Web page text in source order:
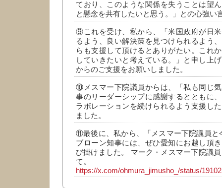
ており、このような関係を失うことは望
と懸念を共有したいと思う。」との心強い
⑨これを受け、私から、「米国政府が日
るよう、良い解決策を見つけられるよう
らも支援して頂けるとありがたい。これ
していきたいと考えている。」と申し上
からのご支援をお願いしました。
⑩メスマー下院議員からは、「私も同じ
事のリーダーシップに感謝するとともに
ラボレーションを続けられるよう支援し
ました。
⑪最後に、私から、「メスマー下院議員と
ブローン知事には、ぜひ愛知にお越し頂
び掛けました。 マーク・メスマー下院議
て。
https://x.com/ohmura_jimusho_/status/